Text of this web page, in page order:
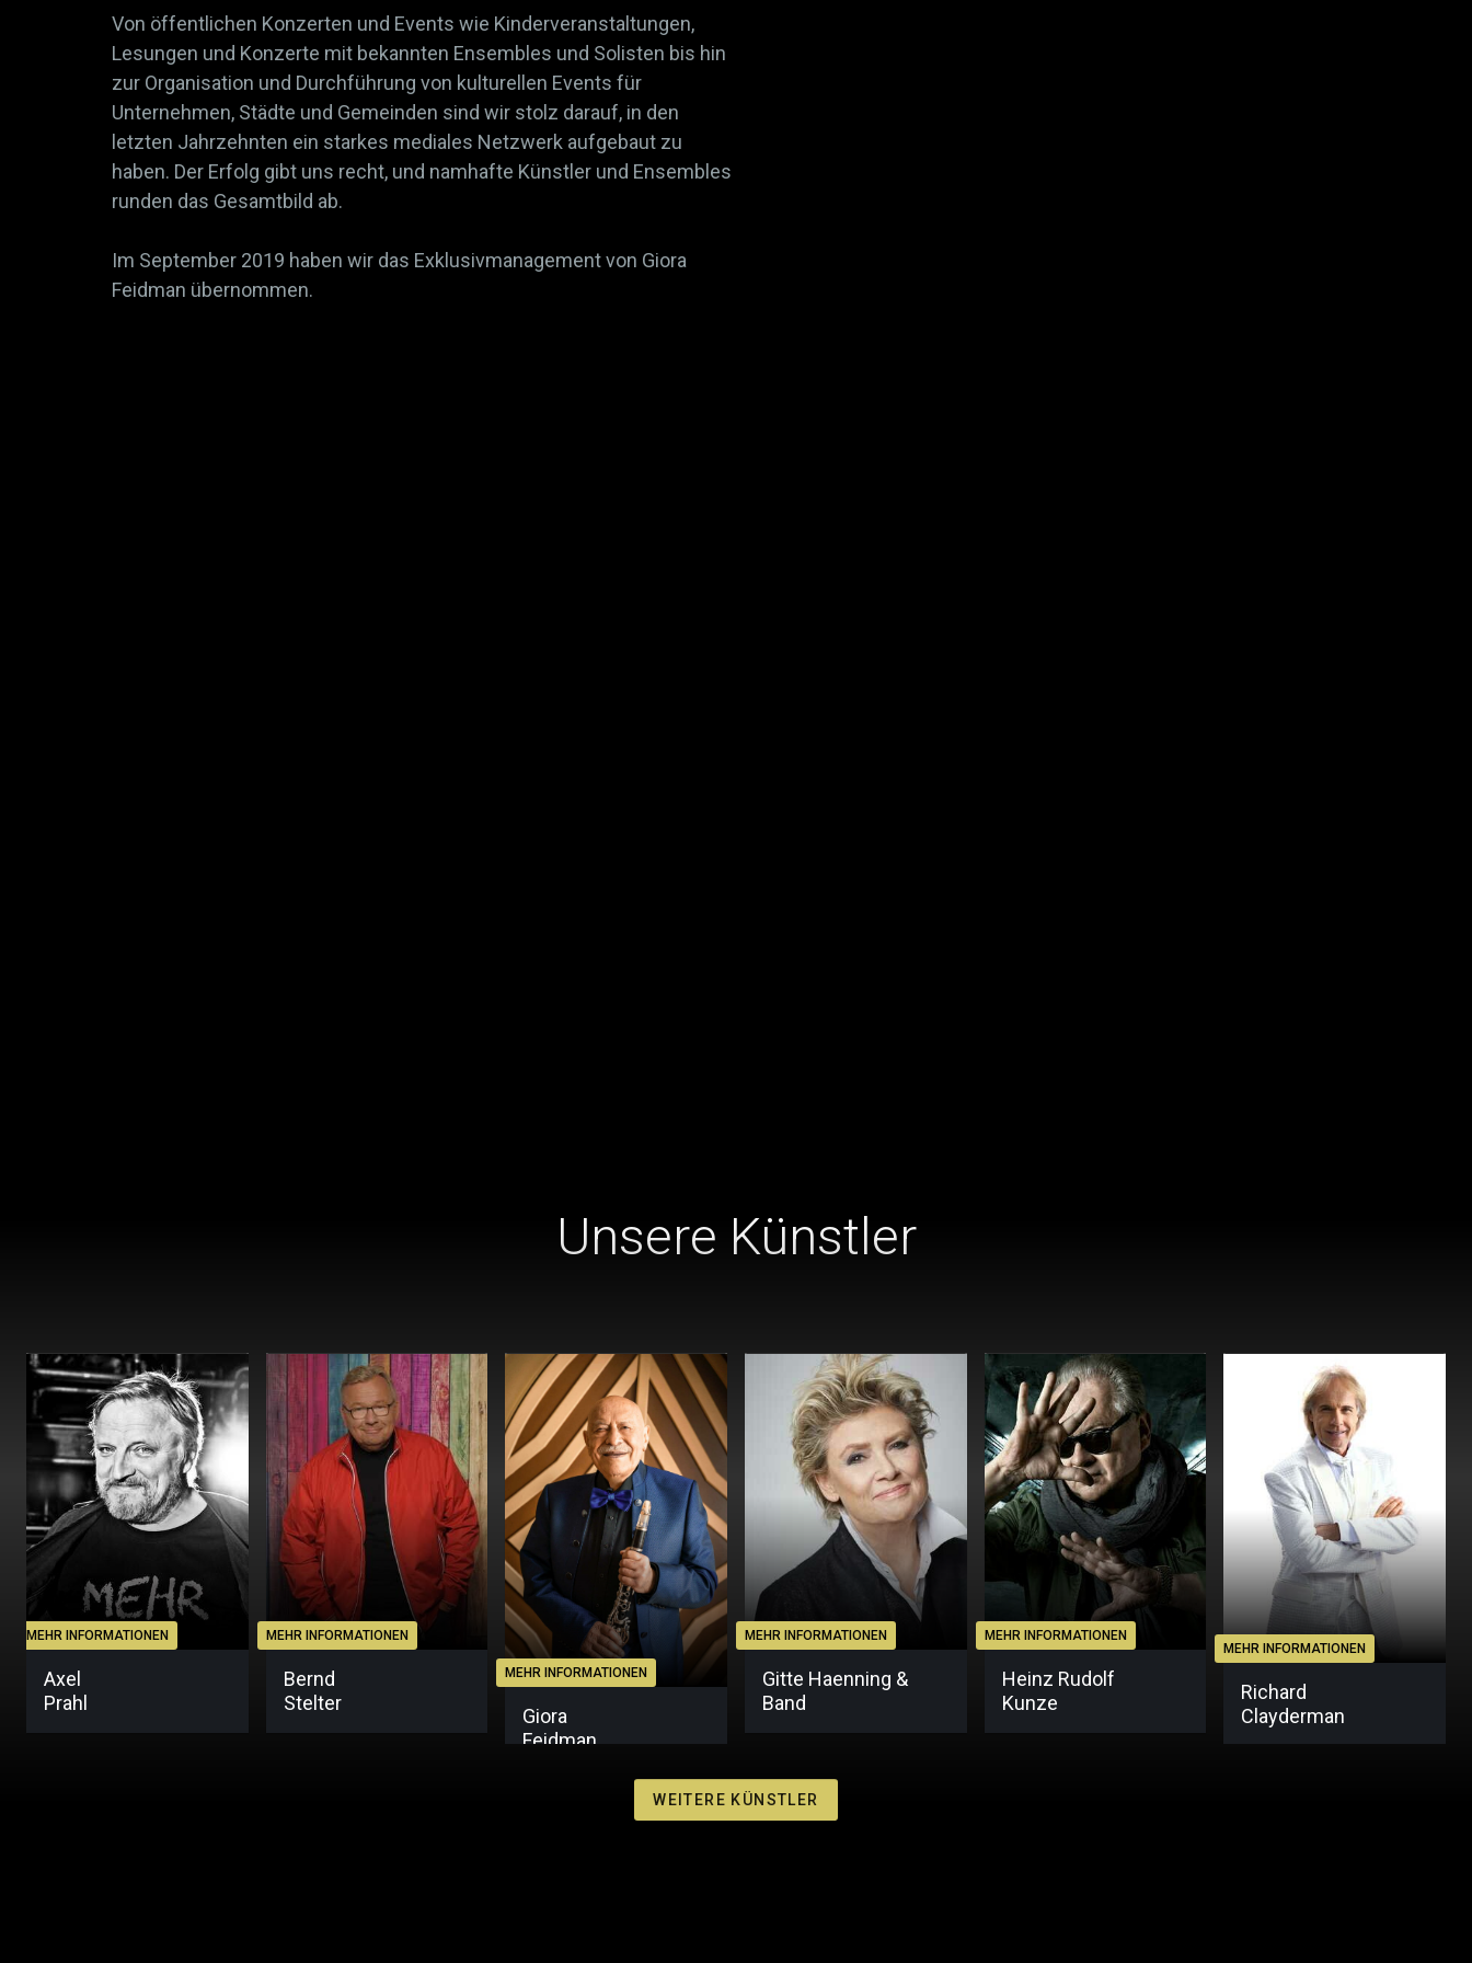
Von öffentlichen Konzerten und Events wie Kinderveranstaltungen,
Lesungen und Konzerte mit bekannten Ensembles und Solisten bis hin
zur Organisation und Durchführung von kulturellen Events für
Unternehmen, Städte und Gemeinden sind wir stolz darauf, in den
letzten Jahrzehnten ein starkes mediales Netzwerk aufgebaut zu
haben. Der Erfolg gibt uns recht, und namhafte Künstler und Ensembles
runden das Gesamtbild ab.
Im September 2019 haben wir das Exklusivmanagement von Giora
Feidman übernommen.
Unsere Künstler
MEHR INFORMATIONEN
Axel
Prahl
MEHR INFORMATIONEN
Bernd
Stelter
MEHR INFORMATIONEN
Giora
Feidman
MEHR INFORMATIONEN
Gitte Haenning &
Band
MEHR INFORMATIONEN
Heinz Rudolf
Kunze
MEHR INFORMATIONEN
Richard
Clayderman
WEITERE KÜNSTLER